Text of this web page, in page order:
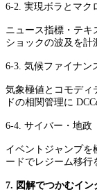
6-2. 実現ボラとマク
ニュース指標・テキ
ショックの波及を計
6-3. 気候ファイナン
気象極値とコモディ
ドの相関管理に DCC
6-4. サイバー・地政
イベントジャンプを
ードでレジーム移行
7. 図解でつかむイン